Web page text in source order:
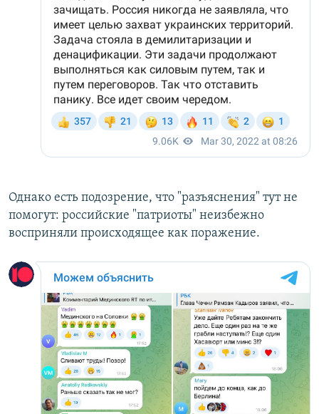
Однако есть подозрение, что "разъяснения" тут не
помогут: российские "патриоты" неизбежно
восприняли происходящее как поражение.